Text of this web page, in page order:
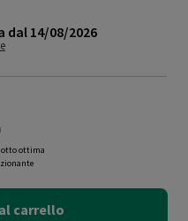
dal 14/08/2026
ottima
carrello